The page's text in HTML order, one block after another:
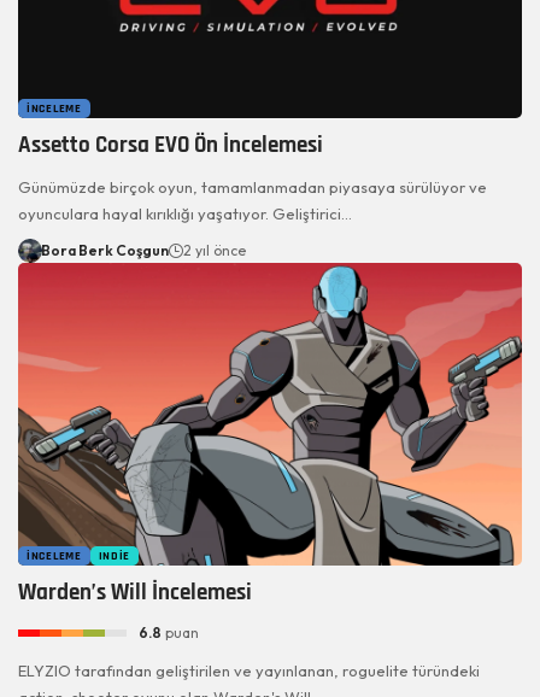
İNCELEME
Assetto Corsa EVO Ön İncelemesi
Günümüzde birçok oyun, tamamlanmadan piyasaya sürülüyor ve
oyunculara hayal kırıklığı yaşatıyor. Geliştirici…
Bora Berk Coşgun 2 yıl önce
İNCELEME INDIE
Warden’s Will İncelemesi
6.8 puan
ELYZIO tarafından geliştirilen ve yayınlanan, roguelite türündeki